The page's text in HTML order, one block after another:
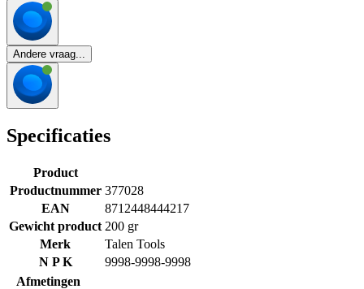
Andere vraag...
Specificaties
Product
Productnummer 377028
EAN
8712448444217
Gewicht product 200 gr
Merk
Talen Tools
N P K
9998-9998-9998
Afmetingen